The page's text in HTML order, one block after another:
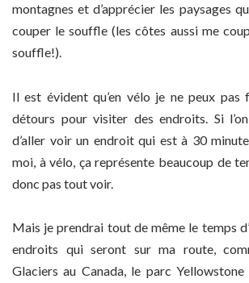
montagnes et d’apprécier les paysages
couper le souffle (les côtes aussi me
souffle!).
Il est évident qu’en vélo je ne peux pas
détours pour visiter des endroits. Si
d’aller voir un endroit qui est à 30
moi, à vélo, ça représente beaucoup de
donc pas tout voir.
Mais je prendrai tout de même le temps
endroits qui seront sur ma route,
Glaciers au Canada, le parc